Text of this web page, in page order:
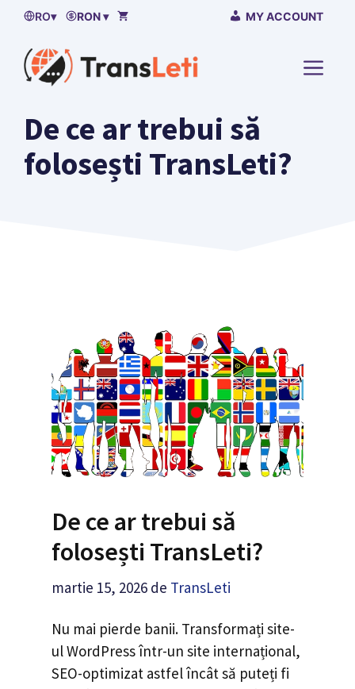
continut
RO▾ RON ▾ MY ACCOUNT
De ce ar trebui să
folosești TransLeti?
De ce ar trebui să
folosești TransLeti?
martie 15, 2026 de TransLeti
Nu mai pierde banii. Transformați site-
ul WordPress într-un site internațional,
SEO-optimizat astfel încât să puteți fi